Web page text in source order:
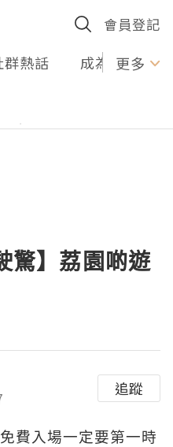
會員登記
群熱話 成為U更多
驚】荔園啲遊
追蹤
免費 入場一定要第一時